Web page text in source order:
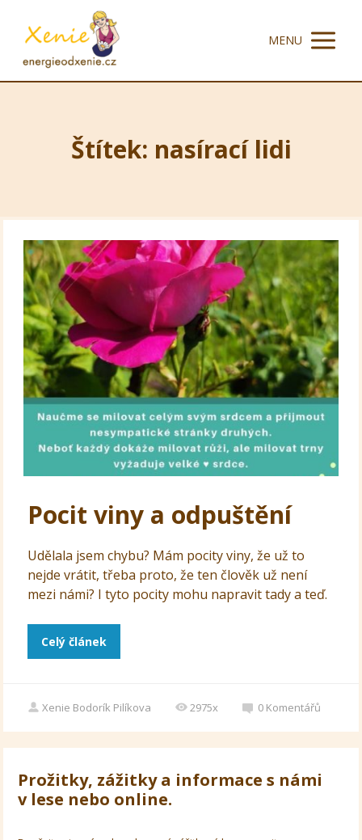
MENU
Štítek: nasírací lidi
Pocit viny a odpuštění
Udělala jsem chybu? Mám pocity viny, že už to
nejde vrátit, třeba proto, že ten člověk už není
mezi námi? I tyto pocity mohu napravit tady a teď.
Celý článek
Xenie Bodorík Pilíkova 2975x 0 Komentářů
Prožitky, zážitky a informace s námi
v lese nebo online.